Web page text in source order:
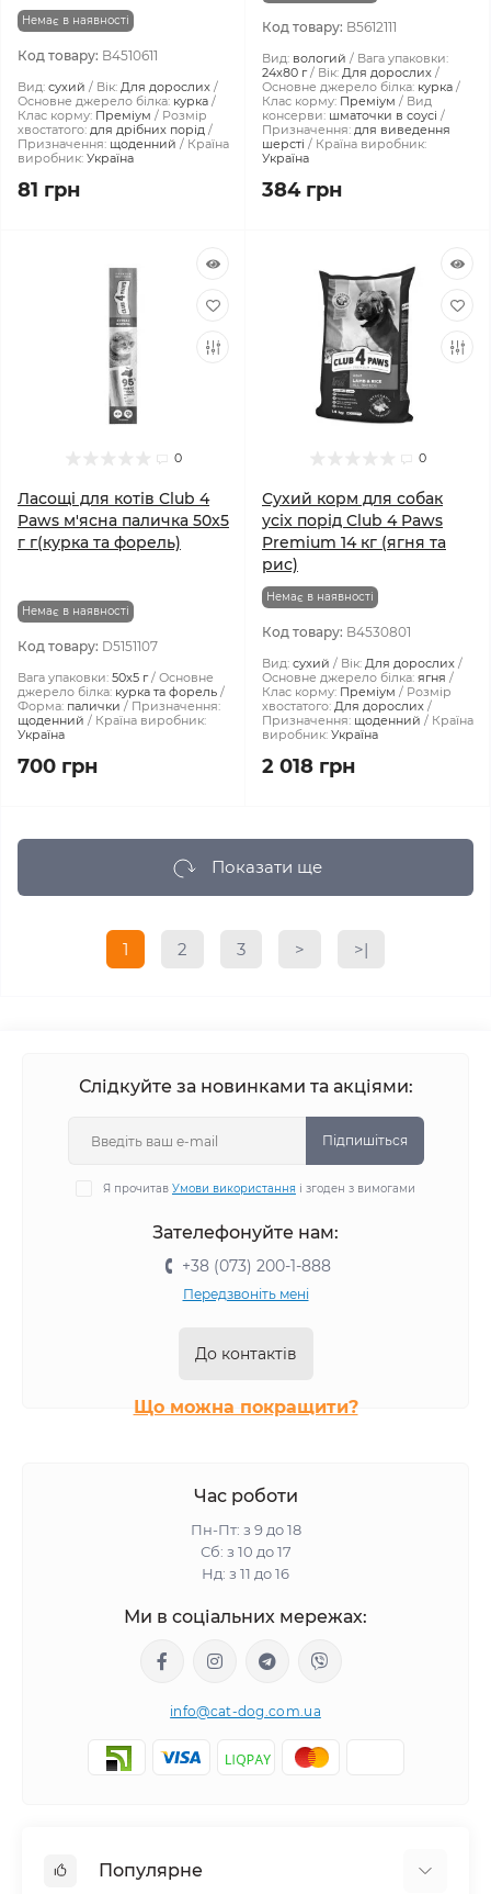
Немає в наявності
Код товару: B4510611
Вид: сухий Вік: Для дорослих
Основне джерело білка: курка
Клас корму: Преміум
Розмір
хвостатого: для дрібних порід
Призначення: щоденний
Країна
виробник: Україна
81 грн
Код товару: B5612111
Вид: вологий
Вага упаковки:
24x80 г
Вік: Для дорослих
Основне джерело білка: курка
Клас корму: Преміум
Вид
консерви: шматочки в соусі
Призначення: для виведення
шерсті
Країна виробник:
Україна
384 грн
0
Ласощі для котів Club 4
Paws м'ясна паличка 50x5
г г(курка та форель)
Немає в наявності
Код товару: D5151107
Вага упаковки: 50x5 г
Основне
джерело білка: курка та форель
Форма: палички
Призначення:
щоденний
Країна виробник:
Україна
700 грн
0
Сухий корм для собак
усіх порід Club 4 Paws
Premium 14 кг (ягня та
рис)
Немає в наявності
Код товару: B4530801
Вид: сухий Вік: Для дорослих
Основне джерело білка: ягня
Клас корму: Преміум
Розмір
хвостатого: Для дорослих
Призначення: щоденний
Країна
виробник: Україна
2 018 грн
Показати ще
1 2 3 > >|
Слідкуйте за новинками та акціями:
Підпишіться
Я прочитав Умови використання і згоден з вимогами
Зателефонуйте нам:
+38 (073) 200-1-888
Передзвоніть мені
До контактів
Що можна покращити?
Час роботи
Пн-Пт: з 9 до 18
Сб: з 10 до 17
Нд: з 11 до 16
Ми в соціальних мережах:
info@cat-dog.com.ua
Популярне